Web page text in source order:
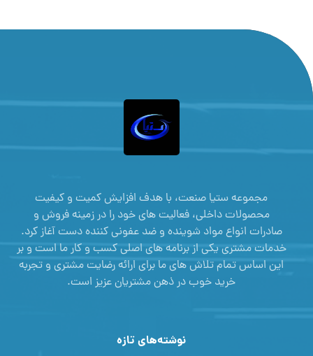
مجموعه ستیا صنعت، با هدف افزایش کمیت و کیفیت
محصولات داخلی، فعالیت های خود را در زمینه فروش و
صادرات انواع مواد شوینده و ضد عفونی کننده دست آغاز کرد.
خدمات مشتری یکی از برنامه های اصلی کسب و کار ما است و بر
این اساس تمام تلاش های ما برای ارائه رضایت مشتری و تجربه
خرید خوب در ذهن مشتریان عزیز است.
نوشته‌های تازه